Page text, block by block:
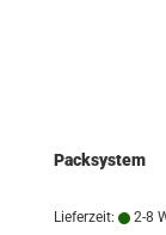
Packsystem
Lieferzeit: 2-8